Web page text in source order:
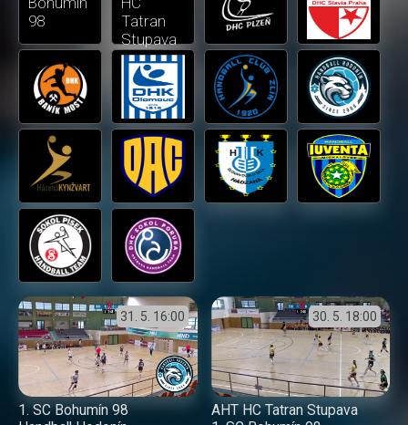
31. 5. 16:00
1. SC Bohumín 98
30. 5. 18:00
AHT HC Tatran Stupava